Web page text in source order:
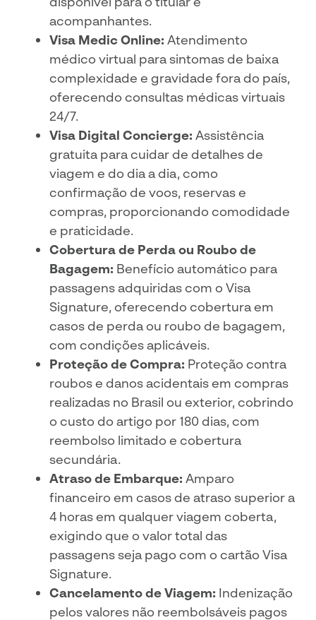
acompanhantes.
Visa Medic Online:Atendimento
médico virtual para sintomas de baixa
complexidade e gravidade fora do país,
oferecendo consultas médicas virtuais
24/7.
Visa Digital Concierge:Assistência
gratuita para cuidar de detalhes de
viagem e do dia a dia, como
confirmação de voos, reservas e
compras, proporcionando comodidade
e praticidade.
Cobertura de Perda ou Roubo de
Bagagem: Benefício automático para
passagens adquiridas com o Visa
Signature, oferecendo cobertura em
casos de perda ou roubo de bagagem,
com condições aplicáveis.
Proteção de Compra: Proteção contra
roubos e danos acidentais em compras
realizadas no Brasil ou exterior, cobrindo
o custo do artigo por 180 dias, com
reembolso limitado e cobertura
secundária.
Atraso de Embarque:Amparo
financeiro em casos de atraso superior a
4 horas em qualquer viagem coberta,
exigindo que o valor total das
passagens seja pago com o cartão Visa
Signature.
Cancelamento de Viagem: Indenização
pelos valores não reembolsáveis pagos